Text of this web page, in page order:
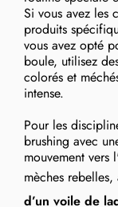
Si vous avez les
produits
vous avez opté
boule, utilisez
colorés et
intense.
Pour les
brushing avec
mouvement
mèches rebelles,
d’un voile de